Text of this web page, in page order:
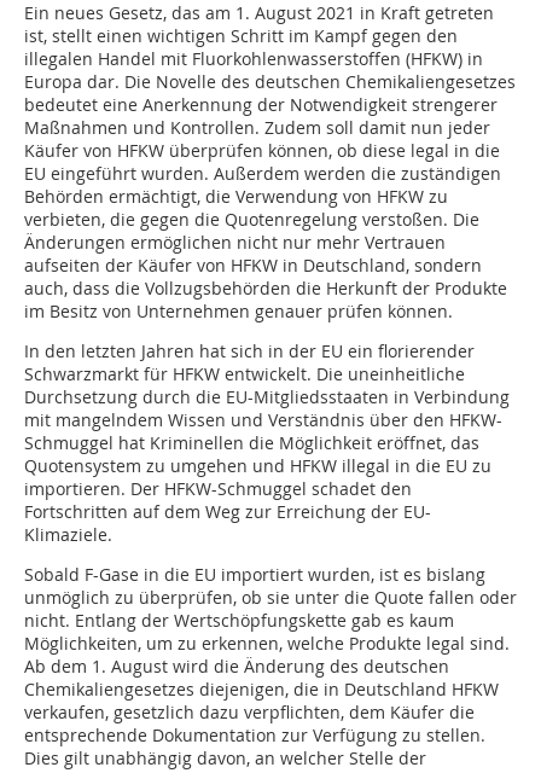
Ein neues Gesetz, das am 1. August 2021 in Kraft getreten
ist, stellt einen wichtigen Schritt im Kampf gegen den
illegalen Handel mit Fluorkohlenwasserstoffen (HFKW) in
Europa dar. Die Novelle des deutschen Chemikaliengesetzes
bedeutet eine Anerkennung der Notwendigkeit strengerer
Maßnahmen und Kontrollen. Zudem soll damit nun jeder
Käufer von HFKW überprüfen können, ob diese legal in die
EU eingeführt wurden. Außerdem werden die zuständigen
Behörden ermächtigt, die Verwendung von HFKW zu
verbieten, die gegen die Quotenregelung verstoßen. Die
Änderungen ermöglichen nicht nur mehr Vertrauen
aufseiten der Käufer von HFKW in Deutschland, sondern
auch, dass die Vollzugsbehörden die Herkunft der Produkte
im Besitz von Unternehmen genauer prüfen können.
In den letzten Jahren hat sich in der EU ein florierender
Schwarzmarkt für HFKW entwickelt. Die uneinheitliche
Durchsetzung durch die EU-Mitgliedsstaaten in Verbindung
mit mangelndem Wissen und Verständnis über den HFKW-
Schmuggel hat Kriminellen die Möglichkeit eröffnet, das
Quotensystem zu umgehen und HFKW illegal in die EU zu
importieren. Der HFKW-Schmuggel schadet den
Fortschritten auf dem Weg zur Erreichung der EU-
Klimaziele.
Sobald F-Gase in die EU importiert wurden, ist es bislang
unmöglich zu überprüfen, ob sie unter die Quote fallen oder
nicht. Entlang der Wertschöpfungskette gab es kaum
Möglichkeiten, um zu erkennen, welche Produkte legal sind.
Ab dem 1. August wird die Änderung des deutschen
Chemikaliengesetzes diejenigen, die in Deutschland HFKW
verkaufen, gesetzlich dazu verpflichten, dem Käufer die
entsprechende Dokumentation zur Verfügung zu stellen.
Dies gilt unabhängig davon, an welcher Stelle der